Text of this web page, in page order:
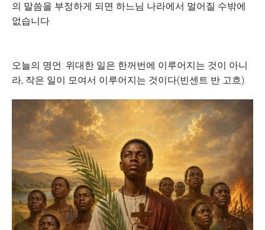
의 말씀을 부정하게 되면 하느님 나라에서 멀어질 수밖에
없습니다.
오늘의 명언: 위대한 일은 한꺼번에 이루어지는 것이 아니
라, 작은 일이 모여서 이루어지는 것이다(빈센트 반 고흐).